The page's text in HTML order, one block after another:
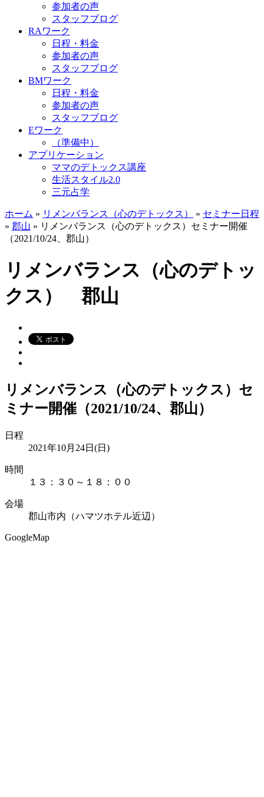
参加者の声
スタッフブログ
RAワーク
日程・料金
参加者の声
スタッフブログ
BMワーク
日程・料金
参加者の声
スタッフブログ
Eワーク
（準備中）
アプリケーション
ママのデトックス講座
生活スタイル2.0
三元占学
ホーム » リメンバランス（心のデトックス） » セミナー日程
» 郡山 » リメンバランス（心のデトックス）セミナー開催
（2021/10/24、郡山）
リメンバランス（心のデトッ
クス） 郡山
リメンバランス（心のデトックス）セ
ミナー開催（2021/10/24、郡山）
日程
2021年10月24日(日)
時間
１３：３０～１８：００
会場
郡山市内（ハマツホテル近辺）
GoogleMap